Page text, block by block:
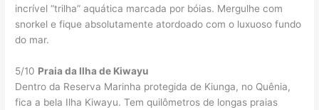
incrível “trilha” aquática marcada por bóias. Mergulhe com
snorkel e fique absolutamente atordoado com o luxuoso fundo
do mar.
5/10 Praia da Ilha de Kiwayu
Dentro da Reserva Marinha protegida de Kiunga, no Quênia,
fica a bela Ilha Kiwayu. Tem quilômetros de longas praias